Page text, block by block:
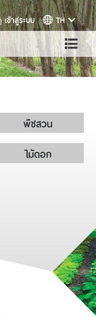
เข้าสู่ระบบ
TH
พืชสวน
ไม้ดอก